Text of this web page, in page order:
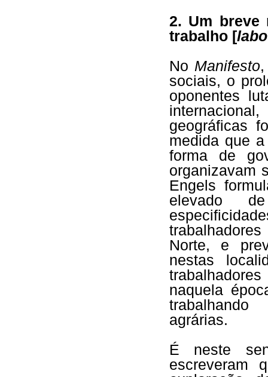
2. Um breve
trabalho [
No Manifesto
sociais, o
oponentes
geográficas
medida que
forma de
organizavam
Engels
elevado
Norte, e
nestas
naquela
trabalhando
agrárias.
É neste
escreveram